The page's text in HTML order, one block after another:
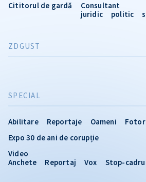
SPECIAL
Abilitare Reportaje Oameni
Expo 30 de ani de corupție
Video
Anchete
Reportaj Vox Stop-cadru
Cititorul de gardă
Consultant
juridic
politic
ZDGUST